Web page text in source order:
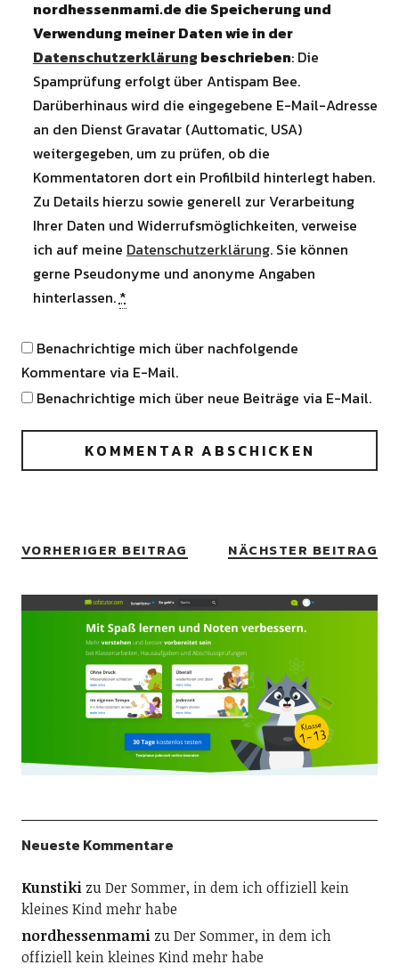
nordhessenmami.de die Speicherung und
Verwendung meiner Daten wie in der
Datenschutzerklärung beschrieben: Die
Spamprüfung erfolgt über Antispam Bee.
Darüberhinaus wird die eingegebene E-Mail-Adresse
an den Dienst Gravatar (Auttomatic, USA)
weitergegeben, um zu prüfen, ob die
Kommentatoren dort ein Profilbild hinterlegt haben.
Zu Details hierzu sowie generell zur Verarbeitung
Ihrer Daten und Widerrufsmöglichkeiten, verweise
ich auf meine Datenschutzerklärung. Sie können
gerne Pseudonyme und anonyme Angaben
hinterlassen.*
Benachrichtige mich über nachfolgende
Kommentare via E-Mail.
Benachrichtige mich über neue Beiträge via E-Mail.
VORHERIGER BEITRAG NÄCHSTER BEITRAG
Neueste Kommentare
KunstikizuDer Sommer, in dem ich offiziell kein
kleines Kind mehr habe
nordhessenmamizuDer Sommer, in dem ich
offiziell kein kleines Kind mehr habe